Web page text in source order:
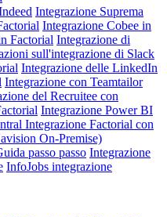
Integrazione Suprema
Integrazione Cobee in
Factorial Integrazione di
sull'integrazione di Slack
Integrazione delle LinkedIn
Integrazione con Teamtailor
del Recruitee con
Integrazione Power BI
Integrazione Factorial con
On-Premise)
passo passo Integrazione
InfoJobs integrazione